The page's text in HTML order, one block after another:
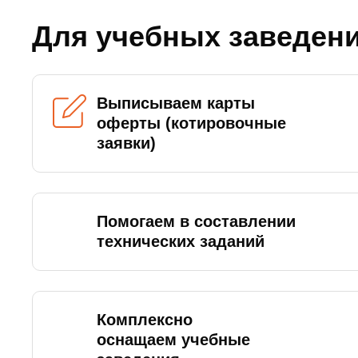
Для учебных
Выписываем карты
оферты (котировочные
заявки)
Помогаем в составлении
технических заданий
Комплексно
оснащаем учебные